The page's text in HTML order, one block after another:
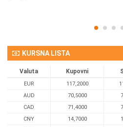
KURSNA LISTA
Valuta Kupovni
EUR 117,2000
AUD
70,5000
CAD
71,4000
CNY
14,7000